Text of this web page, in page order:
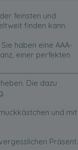
feinsten und
finden kann.
haben eine AAA-
einer perfekten
Die dazu
und mit
Präsent.